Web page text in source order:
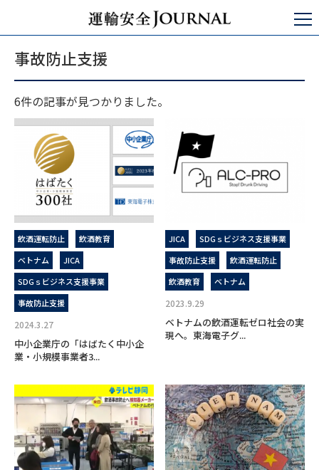
事故防止支援
事故防止支援
6件の記事が見つかりました。
飲酒運転防止
飲酒教育
ベトナム
JICA
SDGｓビジネス支援事業
事故防止支援
2024.3.27
中小企業庁の「はばたく中小企
業・小規模事業者3...
JICA
SDGｓビジネス支援事業
事故防止支援
飲酒運転防止
飲酒教育
ベトナム
2023.9.29
ベトナムの飲酒運転ゼロ社会の実
現へ。東海電子グ...